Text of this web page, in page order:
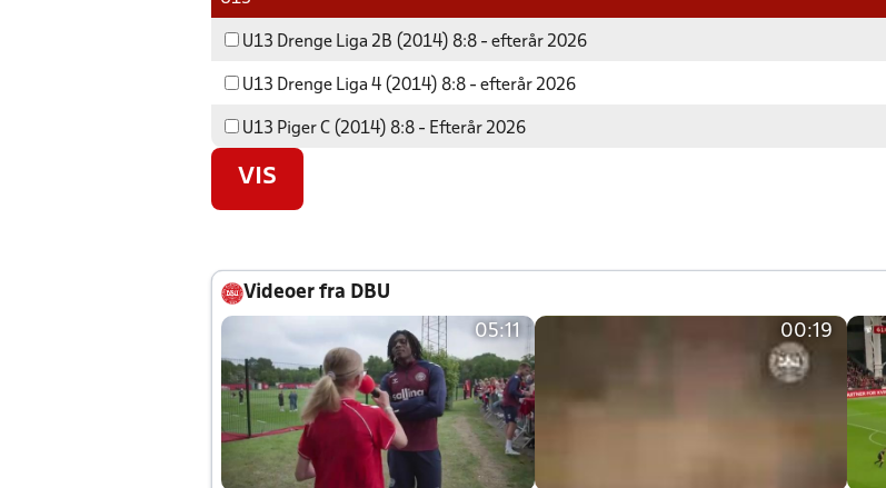
U13 Drenge Liga 2B (2014) 8:8 - efterår 2026
U13 Drenge Liga 4 (2014) 8:8 - efterår 2026
U13 Piger C (2014) 8:8 - Efterår 2026
VIS
Videoer fra DBU
05:11 00:19